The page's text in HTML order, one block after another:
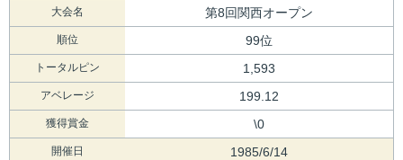
大会名 第8回関西オープン
順位 99位
トータルピン 1,593
アベレージ 199.12
獲得賞金 \0
開催日 1985/6/14